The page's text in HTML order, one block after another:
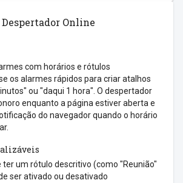
Despertador Online
com horários e rótulos
os alarmes rápidos para criar atalhos
ou "daqui 1 hora". O despertador
enquanto a página estiver aberta e
do navegador quando o horário
ter um rótulo descritivo (como "Reunião"
ser ativado ou desativado